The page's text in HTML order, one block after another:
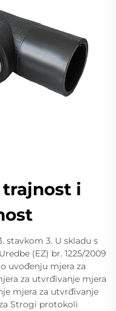
i
stavkom 3. U skladu s
(EZ) br. 1225/2009
uvođenju mjera za
za utvrđivanje mjera
mjera za utvrđivanje
Strogi protokoli